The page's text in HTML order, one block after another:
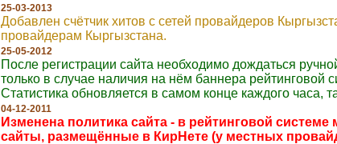
25-03-2013
Добавлен счётчик хитов с сетей провайдеров
провайдерам Кыргызстана.
25-05-2012
После регистрации сайта необходимо дождаться
только в случае наличия на нём баннера рейтинговой
Статистика обновляется в самом конце каждого часа,
04-12-2011
Изменена политика сайта - в рейтинговой
сайты, размещённые в КирНете (у местных